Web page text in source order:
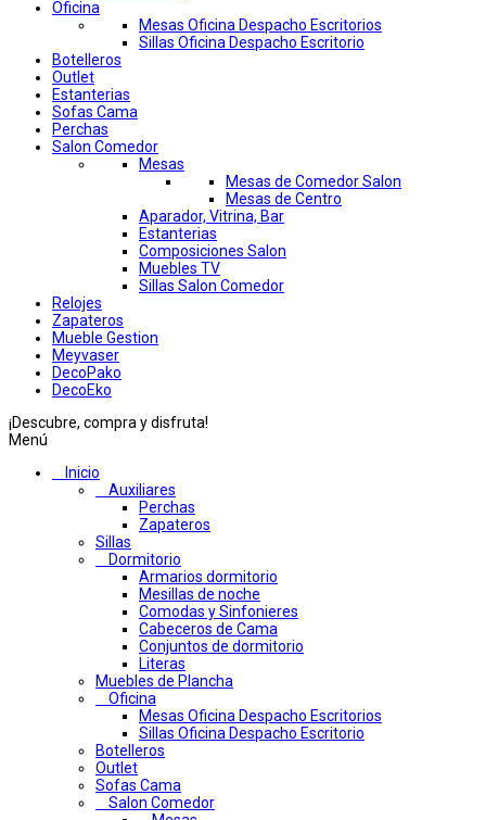
Oficina
Mesas Oficina Despacho Escritorios
Sillas Oficina Despacho Escritorio
Botelleros
Outlet
Estanterias
Sofas Cama
Perchas
Salon Comedor
Mesas
Mesas de Comedor Salon
Mesas de Centro
Aparador, Vitrina, Bar
Estanterias
Composiciones Salon
Muebles TV
Sillas Salon Comedor
Relojes
Zapateros
Mueble Gestion
Meyvaser
DecoPako
DecoEko
¡Descubre, compra y disfruta!
Menú
Inicio
Auxiliares
Perchas
Zapateros
Sillas
Dormitorio
Armarios dormitorio
Mesillas de noche
Comodas y Sinfonieres
Cabeceros de Cama
Conjuntos de dormitorio
Literas
Muebles de Plancha
Oficina
Mesas Oficina Despacho Escritorios
Sillas Oficina Despacho Escritorio
Botelleros
Outlet
Sofas Cama
Salon Comedor